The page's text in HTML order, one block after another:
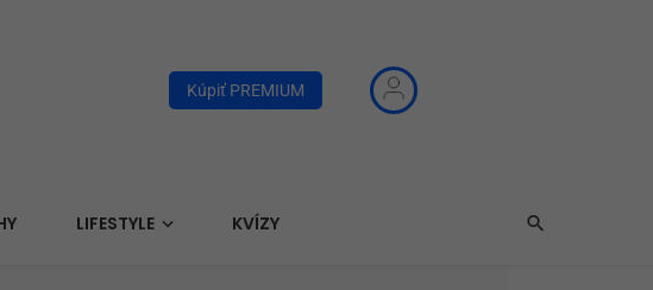
Kúpiť PREMIUM
LIFESTYLE KVÍZY